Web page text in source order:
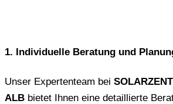
1. Individuelle Beratung und
Unser Expertenteam bei
ALB bietet Ihnen eine detaillierte